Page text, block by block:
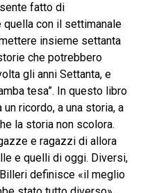
fatto di
con il settimanale
insieme settanta
che potrebbero
gli anni Settanta, e
tesa”. In questo libro
ricordo, a una storia, a
la storia non scolora.
e ragazzi di allora
e quelli di oggi. Diversi,
definisce «il meglio